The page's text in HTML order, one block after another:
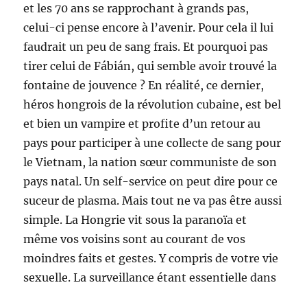
et les 70 ans se rapprochant à grands pas,
celui-ci pense encore à l’avenir. Pour cela il lui
faudrait un peu de sang frais. Et pourquoi pas
tirer celui de Fábián, qui semble avoir trouvé la
fontaine de jouvence ? En réalité, ce dernier,
héros hongrois de la révolution cubaine, est bel
et bien un vampire et profite d’un retour au
pays pour participer à une collecte de sang pour
le Vietnam, la nation sœur communiste de son
pays natal. Un self-service on peut dire pour ce
suceur de plasma. Mais tout ne va pas être aussi
simple. La Hongrie vit sous la paranoïa et
même vos voisins sont au courant de vos
moindres faits et gestes. Y compris de votre vie
sexuelle. La surveillance étant essentielle dans